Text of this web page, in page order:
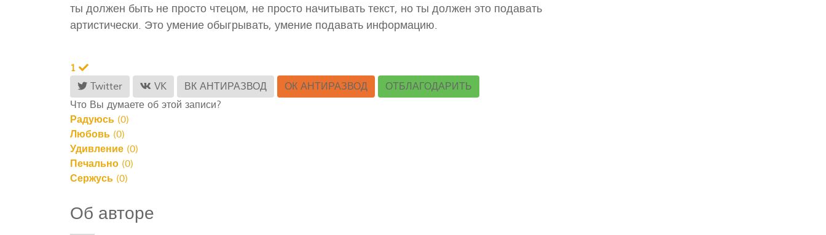
ты должен быть не просто чтецом, не просто начитывать текст, но ты должен это подавать
артистически. Это умение обыгрывать, умение подавать информацию.
1
Twitter
VK ВК АНТИРАЗВОД ОК АНТИРАЗВОД
ОТБЛАГОДАРИТЬ
Что Вы думаете об этой записи?
Радуюсь (0)
Любовь (0)
Удивление (0)
Печально (0)
Сержусь (0)
Об авторе